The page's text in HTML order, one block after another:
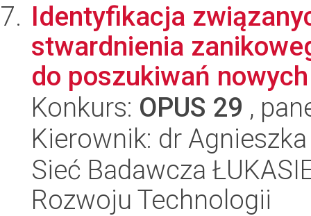
Identyfikacja
stwardnienia
do poszukiwań
Konkurs: OPUS 29 ,
Kierownik: dr
Sieć Badawcza
Rozwoju Technologii